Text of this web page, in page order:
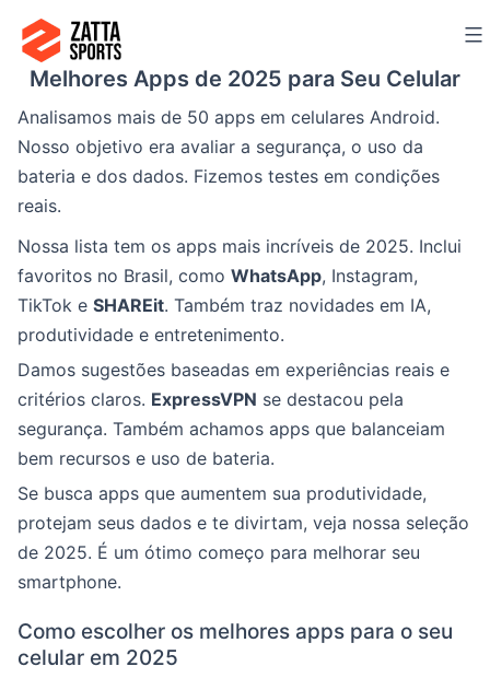
para
conteúdo
Melhores Apps de 2025 para Seu Celular
Analisamos mais de 50 apps em celulares Android.
Nosso objetivo era avaliar a segurança, o uso da
bateria e dos dados. Fizemos testes em condições
reais.
Nossa lista tem os apps mais incríveis de 2025. Inclui
favoritos no Brasil, como WhatsApp, Instagram,
TikTok e SHAREit. Também traz novidades em IA,
produtividade e entretenimento.
Damos sugestões baseadas em experiências reais e
critérios claros. ExpressVPN se destacou pela
segurança. Também achamos apps que balanceiam
bem recursos e uso de bateria.
Se busca apps que aumentem sua produtividade,
protejam seus dados e te divirtam, veja nossa seleção
de 2025. É um ótimo começo para melhorar seu
smartphone.
Como escolher os melhores apps para o seu
celular em 2025